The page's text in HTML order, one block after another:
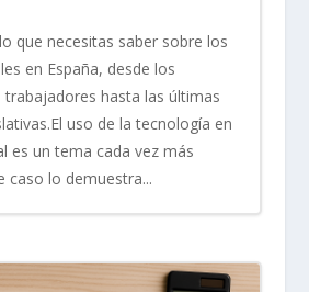
que necesitas saber sobre los
en España, desde los
trabajadores hasta las últimas
uso de la tecnología en
es un tema cada vez más
caso lo demuestra...